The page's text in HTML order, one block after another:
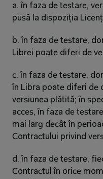
a. în faza de testare,
pusă la dispoziția
b. în faza de testare,
Librei poate diferi de
c. în faza de testare,
în Libra poate diferi de
versiunea plătită; în
acces, în faza de
mai larg decât în
Contractului privind
d. în faza de testare,
Contractul în orice